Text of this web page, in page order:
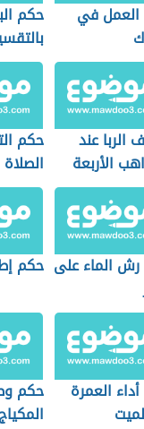
في
حكم
الربا عند
الأربعة
حكم
الصلاة
الماء على حكم
العمرة
حكم